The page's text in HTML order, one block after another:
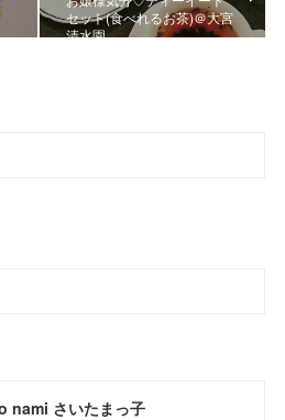
セット(食べれるお茶)＠大宮
清水園
nami さいたまっ子